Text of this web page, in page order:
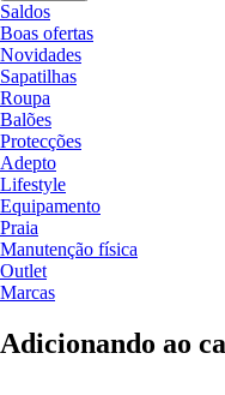
Saldos
Boas ofertas
Novidades
Sapatilhas
Roupa
Balões
Protecções
Adepto
Lifestyle
Equipamento
Praia
Manutenção física
Outlet
Marcas
Adicionando ao